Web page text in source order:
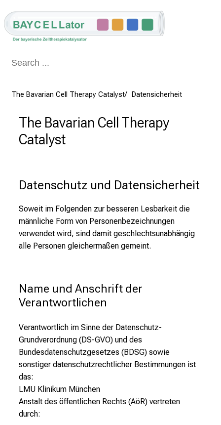
The Bavarian Cell Therapy Catalyst Datensicherheit
The Bavarian Cell Therapy
Catalyst
Datenschutz und Datensicherheit
Soweit im Folgenden zur besseren Lesbarkeit die
männliche Form von Personenbezeichnungen
verwendet wird, sind damit geschlechtsunabhängig
alle Personen gleichermaßen gemeint.
Name und Anschrift der
Verantwortlichen
Verantwortlich im Sinne der Datenschutz-
Grundverordnung (DS-GVO) und des
Bundesdatenschutzgesetzes (BDSG) sowie
sonstiger datenschutzrechtlicher Bestimmungen ist
das:
LMU Klinikum München
Anstalt des öffentlichen Rechts (AöR) vertreten
durch: